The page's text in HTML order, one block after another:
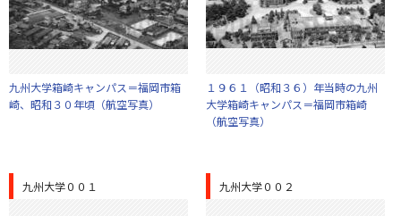
九州大学箱崎キャンパス＝福岡市箱
崎、昭和３０年頃（航空写真）
１９６１（昭和３６）年当時の九州
大学箱崎キャンパス＝福岡市箱崎
（航空写真）
九州大学００１ 九州大学００２